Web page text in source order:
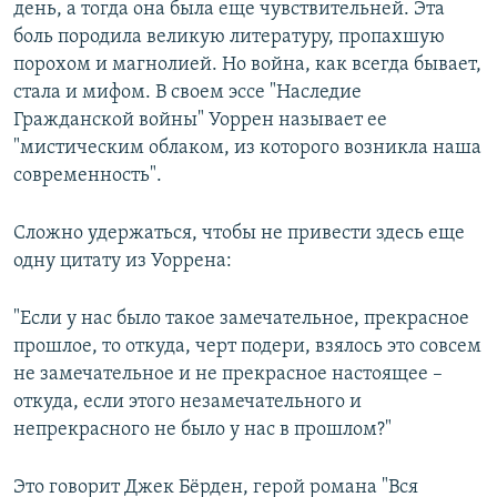
день, а тогда она была еще чувствительней. Эта
боль породила великую литературу, пропахшую
порохом и магнолией. Но война, как всегда бывает,
стала и мифом. В своем эссе "Наследие
Гражданской войны" Уоррен называет ее
"мистическим облаком, из которого возникла наша
современность".
Сложно удержаться, чтобы не привести здесь еще
одну цитату из Уоррена:
"Если у нас было такое замечательное, прекрасное
прошлое, то откуда, черт подери, взялось это совсем
не замечательное и не прекрасное настоящее –
откуда, если этого незамечательного и
непрекрасного не было у нас в прошлом?"
Это говорит Джек Бёрден, герой романа "Вся